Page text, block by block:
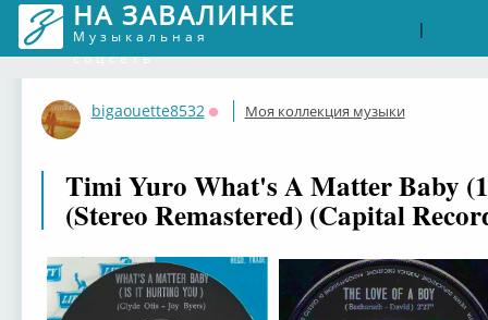
НА ЗАВАЛИНКЕ
Музыкальная
соцсеть
|
bigaouette8532
Оффлайн
Моя коллекция музыки
Timi Yuro What's A Matter Baby
(Stereo Remastered) (Capital